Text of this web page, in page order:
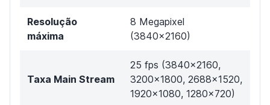
Resolução
máxima
8 Megapixel
(3840x2160)
Taxa Main Stream
25 fps (3840x2160,
3200x1800, 2688x1520,
1920×1080, 1280×720)